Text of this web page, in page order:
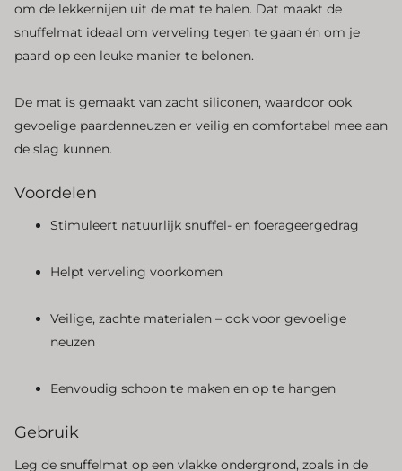
om de lekkernijen uit de mat te halen. Dat maakt de
snuffelmat ideaal om verveling tegen te gaan én om je
paard op een leuke manier te belonen.
De mat is gemaakt van zacht siliconen, waardoor ook
gevoelige paardenneuzen er veilig en comfortabel mee aan
de slag kunnen.
Voordelen
Stimuleert natuurlijk snuffel- en foerageergedrag
Helpt verveling voorkomen
Veilige, zachte materialen – ook voor gevoelige
neuzen
Eenvoudig schoon te maken en op te hangen
Gebruik
Leg de snuffelmat op een vlakke ondergrond, zoals in de